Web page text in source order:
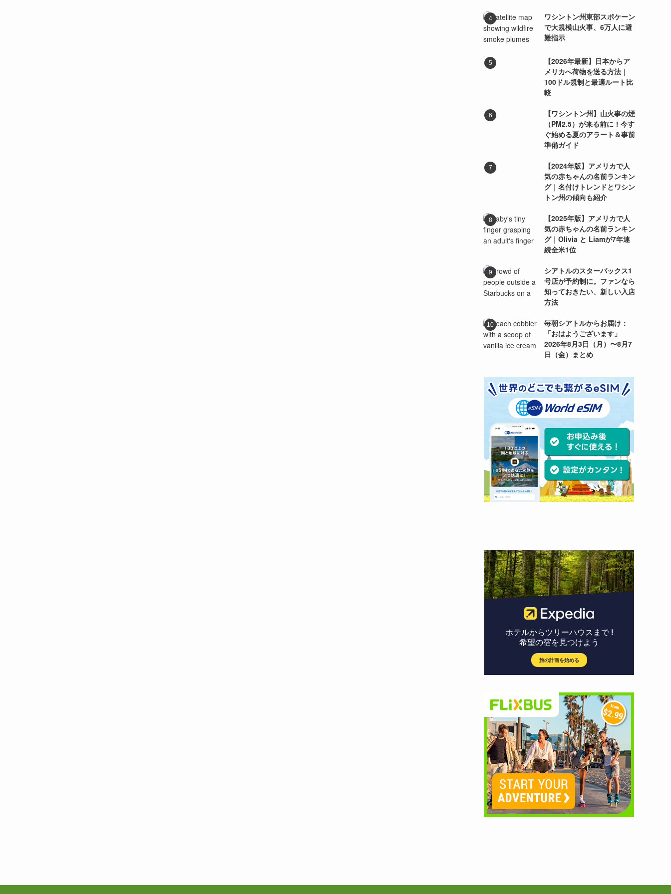
ワシントン州東部スポケーン
で大規模山火事、6万人に避
難指示
【2026年最新】日本からア
メリカへ荷物を送る方法｜
100ドル規制と最適ルート比
較
【ワシントン州】山火事の煙
（PM2.5）が来る前に！今す
ぐ始める夏のアラート＆事前
準備ガイド
【2024年版】アメリカで人
気の赤ちゃんの名前ランキン
グ｜名付けトレンドとワシン
トン州の傾向も紹介
【2025年版】アメリカで人
気の赤ちゃんの名前ランキン
グ｜Olivia と Liamが7年連
続全米1位
シアトルのスターバックス1
号店が予約制に。ファンなら
知っておきたい、新しい入店
方法
毎朝シアトルからお届け：
「おはようございます」
2026年8月3日（月）〜8月7
日（金）まとめ